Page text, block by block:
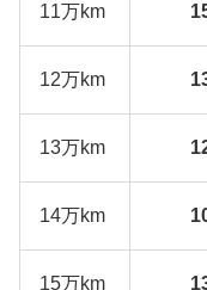
11万km
12万km
13万km
14万km
15万km